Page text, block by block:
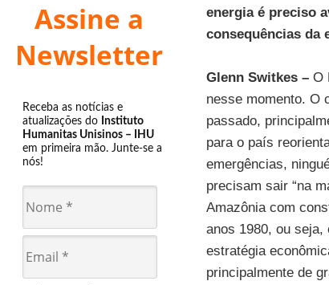
Assine a
Newsletter
Receba as notícias e
atualizações do Instituto
Humanitas Unisinos – IHU
em primeira mão. Junte-se a
nós!
energia é preciso
consequências da
Glenn Switkes –O
nesse momento. O
passado,
para o país
emergências,
precisam sair “na
Amazônia com
anos 1980, ou
estratégia
principalmente de